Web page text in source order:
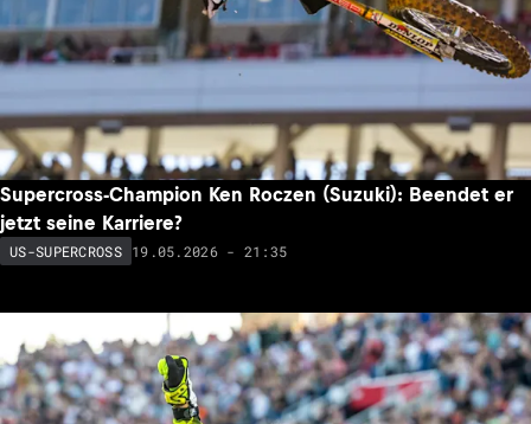
Supercross-Champion Ken Roczen (Suzuki): Beendet er
jetzt seine Karriere?
US-SUPERCROSS 19.05.2026 - 21:35